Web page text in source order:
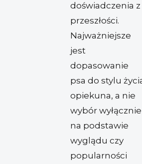
doświadczenia z
przeszłości.
Najważniejsze
jest
dopasowanie
psa do stylu
opiekuna, a nie
wybór wyłącznie
na podstawie
wyglądu czy
popularności